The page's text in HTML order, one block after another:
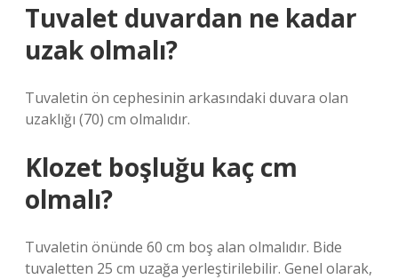
Tuvalet duvardan ne kadar
uzak olmalı?
Tuvaletin ön cephesinin arkasındaki duvara olan
uzaklığı (70) cm olmalıdır.
Klozet boşluğu kaç cm
olmalı?
Tuvaletin önünde 60 cm boş alan olmalıdır. Bide
tuvaletten 25 cm uzağa yerleştirilebilir. Genel olarak,